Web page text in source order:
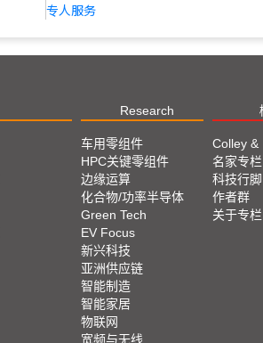
专人服务
Research
车用零组件
HPC关键零组件
边缘运算
化合物/功率半导体
Green Tech
EV Focus
新兴科技
亚洲供应链
智能制造
智能家居
物联网
宽频与无线
Colley &
名家专栏
科技行脚
作者群
关于专栏